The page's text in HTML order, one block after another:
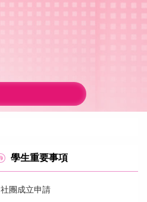
學生重要事項
社團成立申請